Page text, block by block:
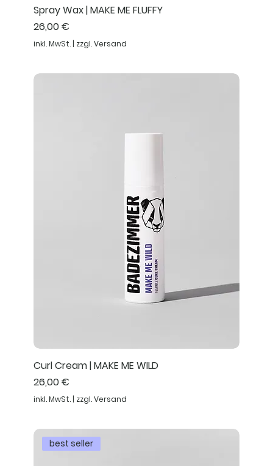
Spray Wax | MAKE ME FLUFFY
Preis
26,00 €
inkl. MwSt. | zzgl. Versand
Curl Cream | MAKE ME WILD
Preis
26,00 €
inkl. MwSt. | zzgl. Versand
best seller